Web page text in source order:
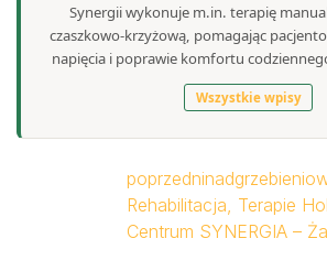
Synergii wykonuje m.in. terapię
czaszkowo-krzyżową, pomagając
napięcia i poprawie komfortu
Wszystkie wpisy
poprzedni
Rehabilitacja, Terapie
Centrum SYNERGIA –